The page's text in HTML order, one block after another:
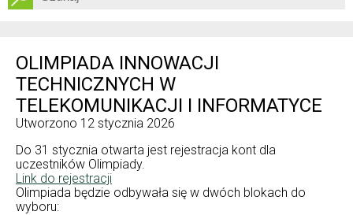
OLIMPIADA INNOWACJI
TECHNICZNYCH W
TELEKOMUNIKACJI I INFORMATYCE
Utworzono 12 stycznia 2026
Do 31 stycznia otwarta jest rejestracja kont dla
uczestników Olimpiady.
Link do rejestracji
Olimpiada będzie odbywała się w dwóch blokach do
wyboru: